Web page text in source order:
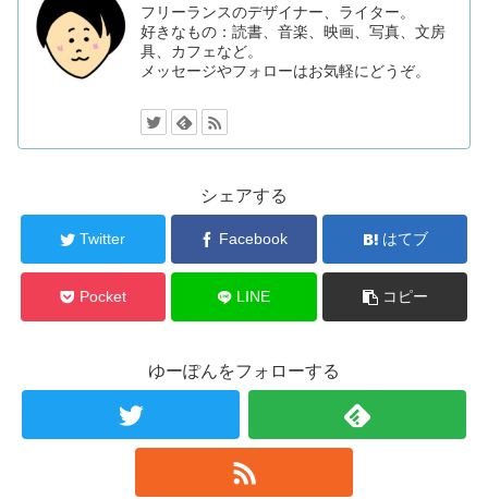
フリーランスのデザイナー、ライター。
好きなもの：読書、音楽、映画、写真、文房
具、カフェなど。
メッセージやフォローはお気軽にどうぞ。
シェアする
Twitter Facebook はてブ
Pocket LINE コピー
ゆーぽんをフォローする